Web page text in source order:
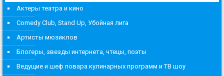
Актеры театра и кино
Comedy Club, Stand Up, Убойная лига
Артисты мюзиклов
Блогеры, звезды интернета, чтецы, поэты
Ведущие и шеф повара кулинарных программ и ТВ шоу